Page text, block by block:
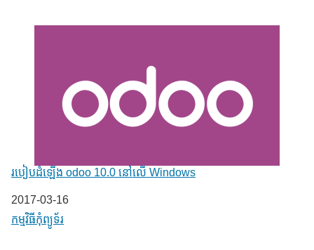
របៀបដំឡើង odoo 10.0 នៅលើ Windows
Date
2017-03-16
In relation to
កម្មវិធីកុំព្យូទ័រ